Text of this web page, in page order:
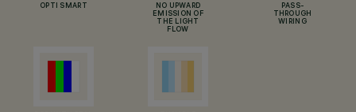
OPTI SMART
NO UPWARD
EMISSION OF
THE LIGHT
FLOW
PASS-
THROUGH
WIRING